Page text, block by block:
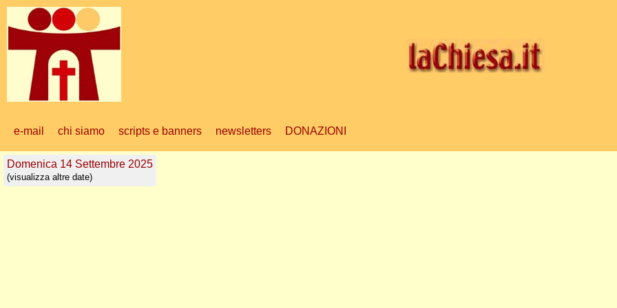
e-mail chi siamo scripts e banners newsletters DONAZIONI
Domenica 14 Settembre 2025
(visualizza altre date)